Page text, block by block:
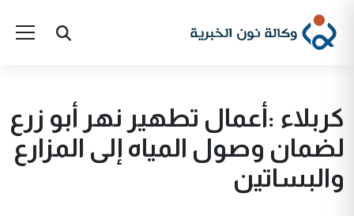
كربلاء :أعمال تطهير نهر أبو زرع
لضمان وصول المياه إلى المزارع
والبساتين